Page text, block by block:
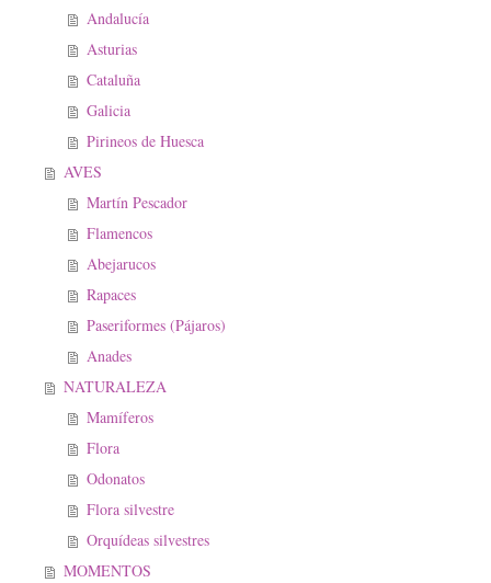
Andalucía
Asturias
Cataluña
Galicia
Pirineos de Huesca
AVES
Martín Pescador
Flamencos
Abejarucos
Rapaces
Paseriformes (Pájaros)
Anades
NATURALEZA
Mamíferos
Flora
Odonatos
Flora silvestre
Orquídeas silvestres
MOMENTOS